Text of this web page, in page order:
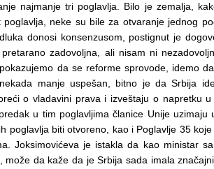
najmanje tri poglavlja. Bilo je zemalja,
neke su bile za otvaranje jednog
donosi konsenzusom, postignut je
zadovoljna, ali nisam ni
da se reforme sprovode, idemo
manje uspešan, bitno je da Srbija
o vladavini prava i izveštaju o napretku
u tim poglavljima članice Unije uzimaju
poglavlja biti otvoreno, kao i Poglavlje 35
Joksimovićeva je istakla da kao ministar
može da kaže da je Srbija sada imala